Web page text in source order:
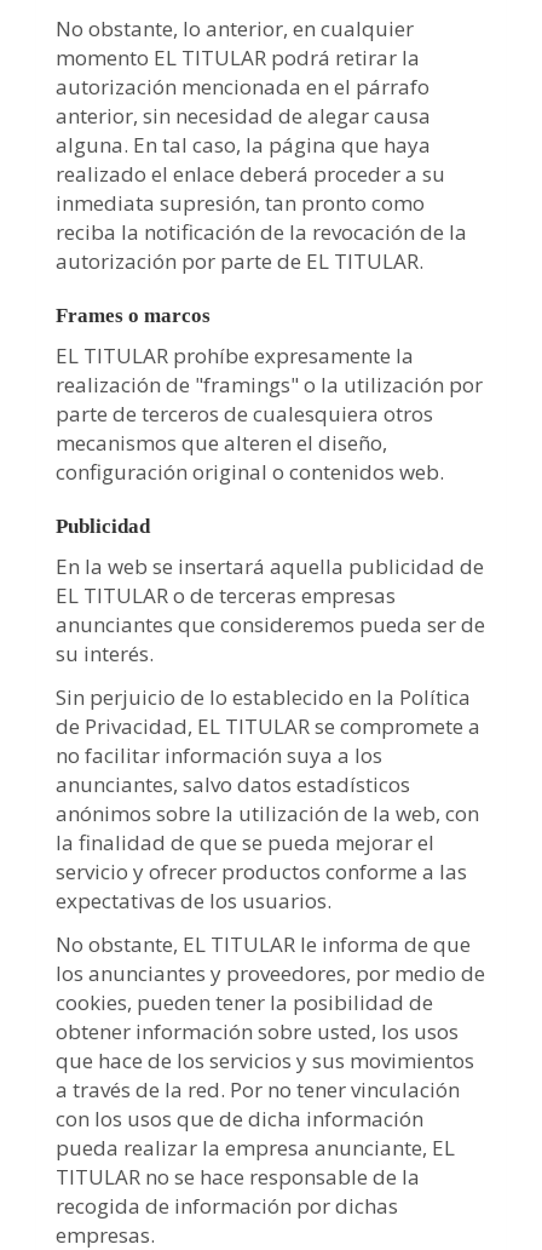
No obstante, lo anterior, en cualquier
momento EL TITULAR podrá retirar la
autorización mencionada en el párrafo
anterior, sin necesidad de alegar causa
alguna. En tal caso, la página que haya
realizado el enlace deberá proceder a su
inmediata supresión, tan pronto como
reciba la notificación de la revocación de la
autorización por parte de EL TITULAR.
Frames o marcos
EL TITULAR prohíbe expresamente la
realización de "framings" o la utilización por
parte de terceros de cualesquiera otros
mecanismos que alteren el diseño,
configuración original o contenidos web.
Publicidad
En la web se insertará aquella publicidad de
EL TITULAR o de terceras empresas
anunciantes que consideremos pueda ser de
su interés.
Sin perjuicio de lo establecido en la Política
de Privacidad, EL TITULAR se compromete a
no facilitar información suya a los
anunciantes, salvo datos estadísticos
anónimos sobre la utilización de la web, con
la finalidad de que se pueda mejorar el
servicio y ofrecer productos conforme a las
expectativas de los usuarios.
No obstante, EL TITULAR le informa de que
los anunciantes y proveedores, por medio de
cookies, pueden tener la posibilidad de
obtener información sobre usted, los usos
que hace de los servicios y sus movimientos
a través de la red. Por no tener vinculación
con los usos que de dicha información
pueda realizar la empresa anunciante, EL
TITULAR no se hace responsable de la
recogida de información por dichas
empresas.